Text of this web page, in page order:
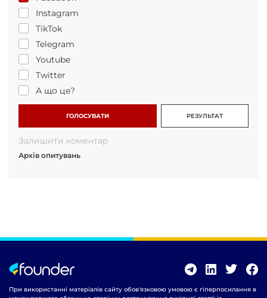
Instagram
TikTok
Telegram
Youtube
Twitter
А що це?
ГОЛОСУВАТИ РЕЗУЛЬТАТ
Залишити коментар
Архів опитувань
При використанні матеріалів сайту обов'язковою умовою є гіперпосилання в